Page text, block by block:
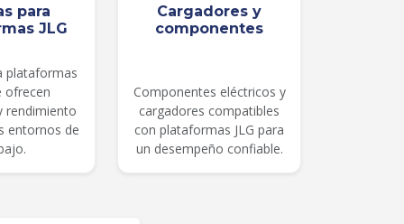
para
JLG
plataformas
ofrecen
rendimiento
entornos de
Cargadores y
componentes
Componentes eléctricos y
cargadores compatibles
con plataformas JLG para
un desempeño confiable.